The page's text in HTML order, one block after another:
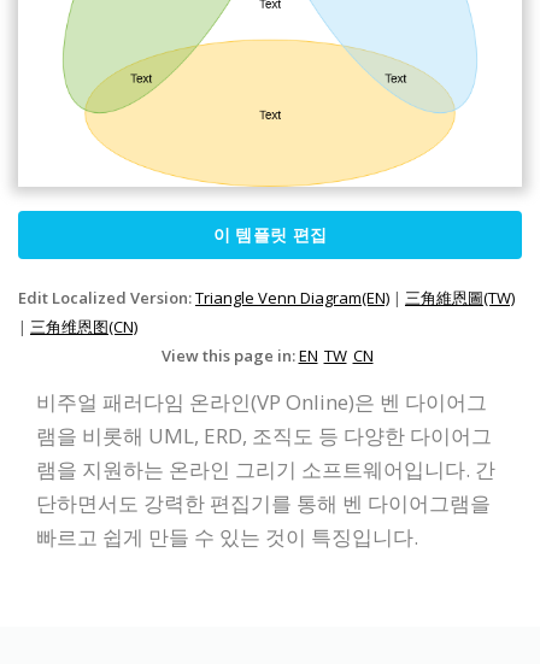
이 템플릿 편집
Edit Localized Version:Triangle Venn Diagram(EN) | 三角維恩圖(TW)
| 三角维恩图(CN)
View this page in:EN TW CN
비주얼 패러다임 온라인(VP Online)은 벤 다이어그
램을 비롯해 UML, ERD, 조직도 등 다양한 다이어그
램을 지원하는 온라인 그리기 소프트웨어입니다. 간
단하면서도 강력한 편집기를 통해 벤 다이어그램을
빠르고 쉽게 만들 수 있는 것이 특징입니다.